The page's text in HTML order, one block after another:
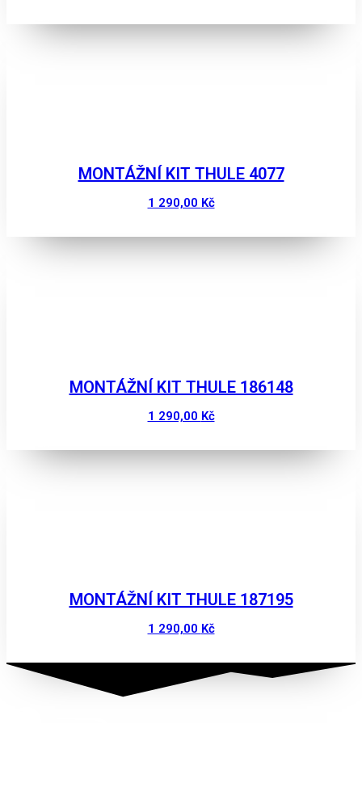
MONTÁŽNÍ KIT THULE 4077
1 290,00 Kč
MONTÁŽNÍ KIT THULE 186148
1 290,00 Kč
MONTÁŽNÍ KIT THULE 187195
1 290,00 Kč